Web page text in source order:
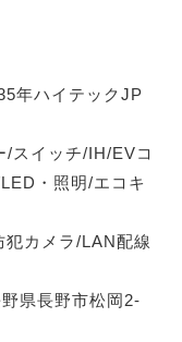
年ハイテックJP
/スイッチ/IH/EVコ
・照明/エコキ
カメラ/LAN配線
県長野市松岡2-